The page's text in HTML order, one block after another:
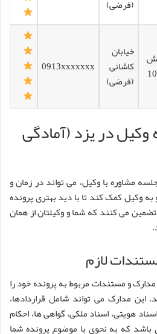
(فرضی)
خیابان
کاشانی
(فرضی)
0913xxxxxxx
در یزد (آمادگی
مشاوره با وکیل، می تواند در زمان و
وکیل کمک کند تا با دید بهتری پرونده
می کنند که شما و وکیلتان از همان
لازم
و مستندات مربوط به پرونده خود را
مدارک می تواند شامل قراردادها،
هویتی، اسناد ملکی، گواهی ها، احکام
که به نحوی با موضوع پرونده شما